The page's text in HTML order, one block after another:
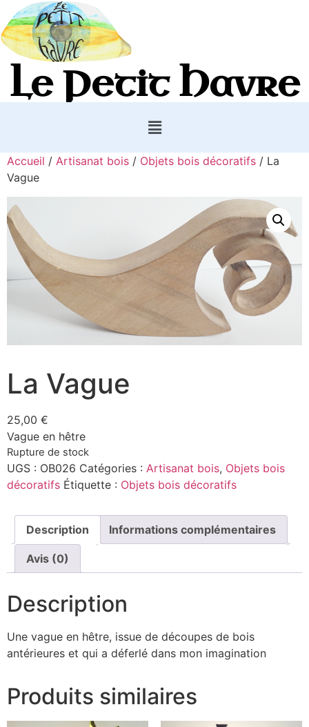
Le Petit Havre
Accueil / Artisanat bois / Objets bois décoratifs / La
Vague
La Vague
25,00 €
Vague en hêtre
Rupture de stock
UGS : OB026 Catégories : Artisanat bois, Objets bois
décoratifs Étiquette : Objets bois décoratifs
Description Informations complémentaires
Avis (0)
Description
Une vague en hêtre, issue de découpes de bois
antérieures et qui a déferlé dans mon imagination
Produits similaires